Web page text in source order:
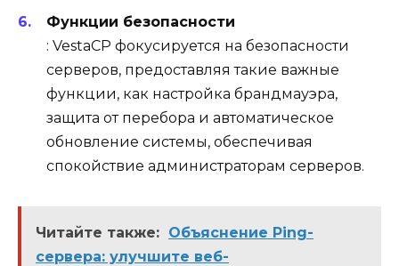
Функции безопасности
: VestaCP фокусируется на безопасности
серверов, предоставляя такие важные
функции, как настройка брандмауэра,
защита от перебора и автоматическое
обновление системы, обеспечивая
спокойствие администраторам серверов.
Читайте также: Объяснение Ping-
сервера: улучшите веб-